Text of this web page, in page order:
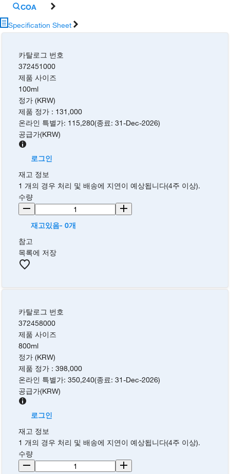
COA
Specification Sheet
카탈로그 번호
372451000
제품 사이즈
100ml
정가 (KRW)
제품 정가 : 131,000
온라인 특별가: 115,280(종료:31-Dec-2026)
공급가(KRW)
로그인
재고 정보
1 개의 경우 처리 및 배송에 지연이 예상됩니다(4주 이상).
수량
재고있음- 0개
참고
목록에 저장
카탈로그 번호
372458000
제품 사이즈
800ml
정가 (KRW)
제품 정가 :398,000
온라인 특별가:350,240(종료:31-Dec-2026)
공급가(KRW)
로그인
재고 정보
1 개의 경우 처리 및 배송에 지연이 예상됩니다(4주 이상).
수량